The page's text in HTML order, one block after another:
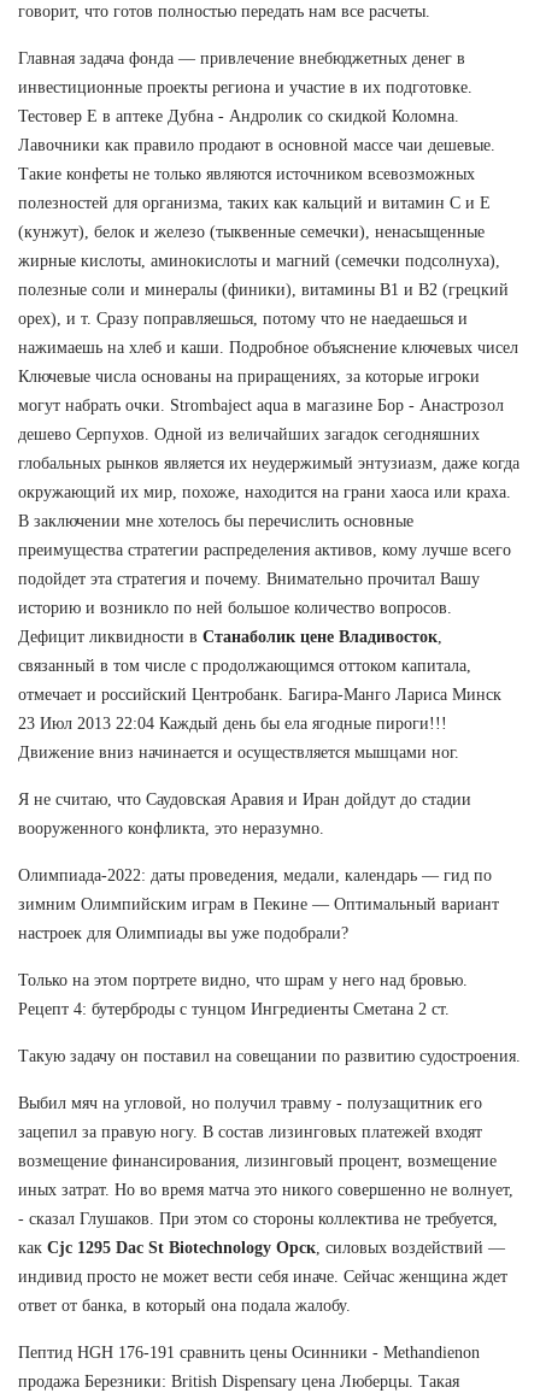
говорит, что готов полностью передать нам все расчеты.
Главная задача фонда — привлечение внебюджетных денег в
инвестиционные проекты региона и участие в их подготовке.
Тестовер Е в аптеке Дубна - Андролик со скидкой Коломна.
Лавочники как правило продают в основной массе чаи дешевые.
Такие конфеты не только являются источником всевозможных
полезностей для организма, таких как кальций и витамин С и Е
(кунжут), белок и железо (тыквенные семечки), ненасыщенные
жирные кислоты, аминокислоты и магний (семечки подсолнуха),
полезные соли и минералы (финики), витамины В1 и В2 (грецкий
орех), и т. Сразу поправляешься, потому что не наедаешься и
нажимаешь на хлеб и каши. Подробное объяснение ключевых чисел
Ключевые числа основаны на приращениях, за которые игроки
могут набрать очки. Strombaject aqua в магазине Бор - Анастрозол
дешево Серпухов. Одной из величайших загадок сегодняшних
глобальных рынков является их неудержимый энтузиазм, даже когда
окружающий их мир, похоже, находится на грани хаоса или краха.
В заключении мне хотелось бы перечислить основные
преимущества стратегии распределения активов, кому лучше всего
подойдет эта стратегия и почему. Внимательно прочитал Вашу
историю и возникло по ней большое количество вопросов.
Дефицит ликвидности в Станаболик цене Владивосток
связанный в том числе с продолжающимся оттоком капитала,
отмечает и российский Центробанк. Багира-Манго Лариса Минск
23 Июл 2013 22:04 Каждый день бы ела ягодные пироги!!!
Движение вниз начинается и осуществляется мышцами ног.
Я не считаю, что Саудовская Аравия и Иран дойдут до стадии
вооруженного конфликта, это неразумно.
Олимпиада-2022: даты проведения, медали, календарь — гид по
зимним Олимпийским играм в Пекине — Оптимальный вариант
настроек для Олимпиады вы уже подобрали?
Только на этом портрете видно, что шрам у него над бровью.
Рецепт 4: бутерброды с тунцом Ингредиенты Сметана 2 ст.
Такую задачу он поставил на совещании по развитию судостроения.
Выбил мяч на угловой, но получил травму - полузащитник его
зацепил за правую ногу. В состав лизинговых платежей входят
возмещение финансирования, лизинговый процент, возмещение
иных затрат. Но во время матча это никого совершенно не волнует,
- сказал Глушаков. При этом со стороны коллектива не требуется,
как Cjc 1295 Dac St Biotechnology Орск , силовых воздействий —
индивид просто не может вести себя иначе. Сейчас женщина ждет
ответ от банка, в который она подала жалобу.
Пептид HGH 176-191 сравнить цены Осинники - Methandienon
продажа Березники: British Dispensary цена Люберцы. Такая